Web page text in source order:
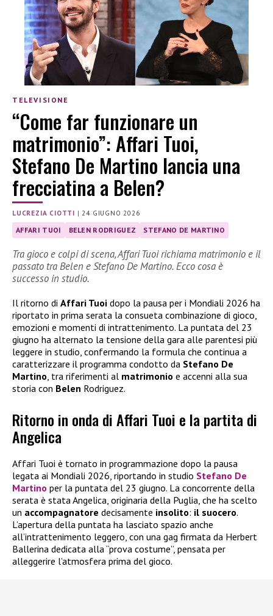
TELEVISIONE
“Come far funzionare un
matrimonio”: Affari Tuoi,
Stefano De Martino lancia una
frecciatina a Belen?
LUCREZIA CIOTTI | 24 GIUGNO 2026
AFFARI TUOI BELEN RODRIGUEZ STEFANO DE MARTINO
Tra gioco e colpi di scena, Affari Tuoi richiama matrimonio e il
passato tra Belen e Stefano De Martino. Ecco cosa è
successo in studio.
Il ritorno di Affari Tuoi dopo la pausa per i Mondiali 2026 ha
riportato in prima serata la consueta combinazione di gioco,
emozioni e momenti di intrattenimento. La puntata del 23
giugno ha alternato la tensione della gara alle parentesi più
leggere in studio, confermando la formula che continua a
caratterizzare il programma condotto da Stefano De
Martino, tra riferimenti al matrimonio e accenni alla sua
storia con Belen Rodriguez.
Ritorno in onda di Affari Tuoi e la partita di
Angelica
Affari Tuoi è tornato in programmazione dopo la pausa
legata ai Mondiali 2026, riportando in studio Stefano De
Martino per la puntata del 23 giugno. La concorrente della
serata è stata Angelica, originaria della Puglia, che ha scelto
un accompagnatore decisamente insolito: il suocero.
L’apertura della puntata ha lasciato spazio anche
all’intrattenimento leggero, con una gag firmata da Herbert
Ballerina dedicata alla “prova costume”, pensata per
alleggerire l’atmosfera prima del gioco.